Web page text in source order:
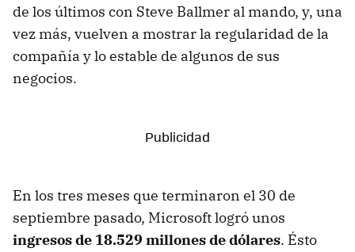
de los últimos con Steve Ballmer al mando, y, una
vez más, vuelven a mostrar la regularidad de la
compañía y lo estable de algunos de sus
negocios.
En los tres meses que terminaron el 30 de
septiembre pasado, Microsoft logró unos
ingresos de 18.529 millones de dólares. Ésto